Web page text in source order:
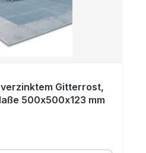
Gitterrost,
500x500x123 mm